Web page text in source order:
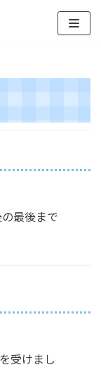
最後まで
受けまし